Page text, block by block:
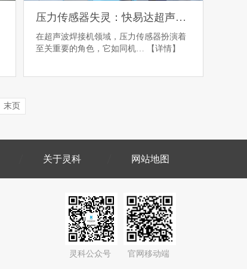
压力传感器失灵：快易达超声波焊接机的 “触觉神经” 为何失效？
在超声波焊接机领域，压力传感器扮演着
至关重要的角色，它如同机…
【详情】
末页
关于灵科 网站地图
灵科公众号 官网移动端